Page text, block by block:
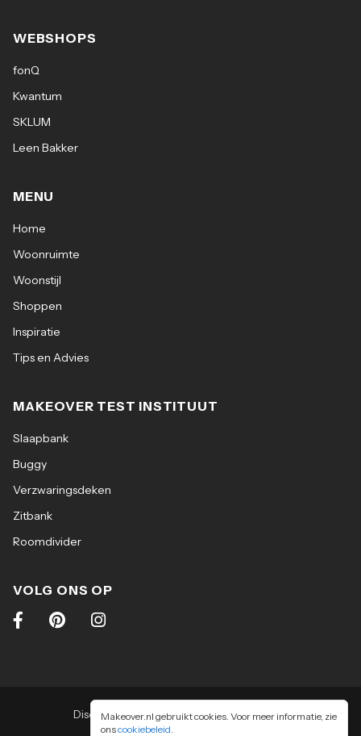
Makeover.nl gebruikt cookies. Voor meer informatie, zie
onscookiebeleid.
WEBSHOPS
fonQ
Kwantum
SKLUM
Leen Bakker
MENU
Home
Woonruimte
Woonstijl
Shoppen
Inspiratie
Tips en Advies
MAKEOVER TEST INSTITUUT
Slaapbank
Buggy
Verzwaringsdeken
Zitbank
Roomdivider
VOLG ONS OP
Disclaimer | Algemene voorwaarden |
Privacy & cookiebeleid